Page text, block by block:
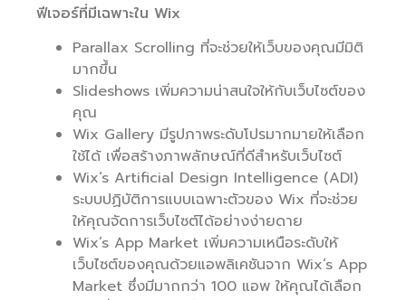
ฟีเจอร์ที่มีเฉพาะใน Wix
Parallax Scrolling ที่จะช่วยให้เว็บของคุณมีมิติ
มากขึ้น
Slideshows เพิ่มความน่าสนใจให้กับเว็บไซต์ของ
คุณ
Wix Gallery มีรูปภาพระดับโปรมากมายให้เลือก
ใช้ได้ เพื่อสร้างภาพลักษณ์ที่ดีสำหรับเว็บไซต์
Wix’s Artificial Design Intelligence (ADI)
ระบบปฏิบัติการแบบเฉพาะตัวของ Wix ที่จะช่วย
ให้คุณจัดการเว็บไซต์ได้อย่างง่ายดาย
Wix’s App Market เพิ่มความเหนือระดับให้
เว็บไซต์ของคุณด้วยแอพลิเคชันจาก Wix’s App
Market ซึ่งมีมากกว่า 100 แอพ ให้คุณได้เลือก